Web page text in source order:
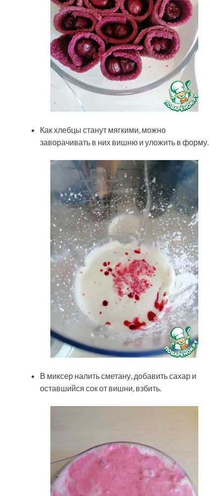
Как хлебцы станут мягкими, можно
заворачивать в них вишню и уложить в форму.
В миксер налить сметану, добавить сахар и
оставшийся сок от вишни, взбить.